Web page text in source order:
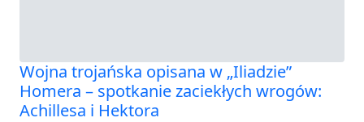
Wojna trojańska opisana w „Iliadzie”
Homera – spotkanie zaciekłych wrogów:
Achillesa i Hektora